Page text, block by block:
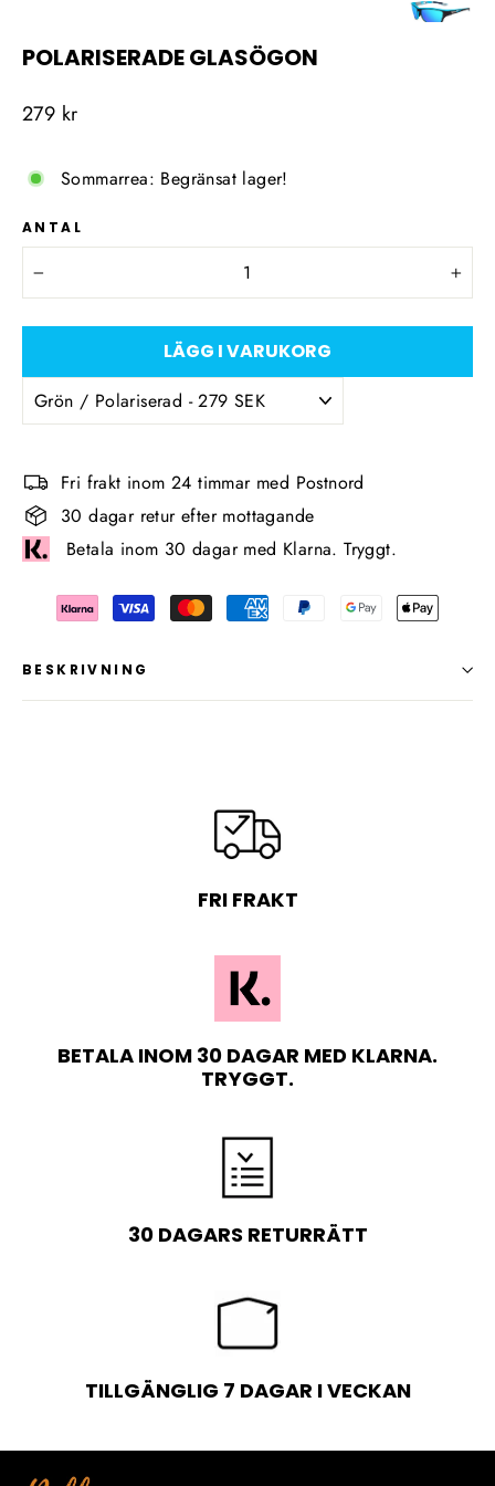
POLARISERADE GLASÖGON
Ordinarie
279 kr
Sommarrea: Begränsat lager!
ANTAL
+
LÄGG I VARUKORG
Fri frakt inom 24 timmar med Postnord
30 dagar retur efter mottagande
Betala inom 30 dagar med Klarna. Tryggt.
BESKRIVNING
FRI FRAKT
BETALA INOM 30 DAGAR MED KLARNA.
TRYGGT.
30 DAGARS RETURRÄTT
TILLGÄNGLIG 7 DAGAR I VECKAN